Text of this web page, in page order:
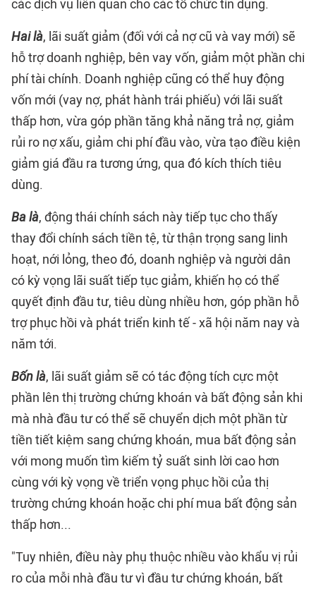
các dịch vụ liên quan cho các tổ chức tín dụng.
Hai là, lãi suất giảm (đối với cả nợ cũ và vay mới) sẽ
hỗ trợ doanh nghiệp, bên vay vốn, giảm một phần chi
phí tài chính. Doanh nghiệp cũng có thể huy động
vốn mới (vay nợ, phát hành trái phiếu) với lãi suất
thấp hơn, vừa góp phần tăng khả năng trả nợ, giảm
rủi ro nợ xấu, giảm chi phí đầu vào, vừa tạo điều kiện
giảm giá đầu ra tương ứng, qua đó kích thích tiêu
dùng.
Ba là, động thái chính sách này tiếp tục cho thấy
thay đổi chính sách tiền tệ, từ thận trọng sang linh
hoạt, nới lỏng, theo đó, doanh nghiệp và người dân
có kỳ vọng lãi suất tiếp tục giảm, khiến họ có thể
quyết định đầu tư, tiêu dùng nhiều hơn, góp phần hỗ
trợ phục hồi và phát triển kinh tế - xã hội năm nay và
năm tới.
Bốn là, lãi suất giảm sẽ có tác động tích cực một
phần lên thị trường chứng khoán và bất động sản khi
mà nhà đầu tư có thể sẽ chuyển dịch một phần từ
tiền tiết kiệm sang chứng khoán, mua bất động sản
với mong muốn tìm kiếm tỷ suất sinh lời cao hơn
cùng với kỳ vọng về triển vọng phục hồi của thị
trường chứng khoán hoặc chi phí mua bất động sản
thấp hơn...
"Tuy nhiên, điều này phụ thuộc nhiều vào khẩu vị rủi
ro của mỗi nhà đầu tư vì đầu tư chứng khoán, bất